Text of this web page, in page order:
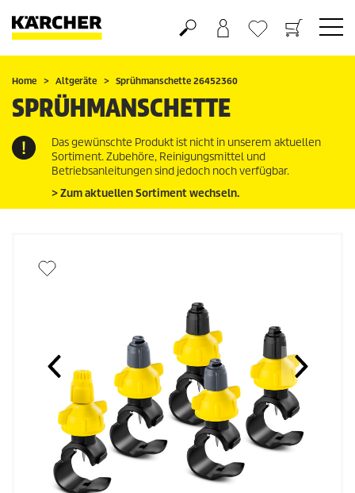
Warenkorb
Wunschliste
Home Altgeräte Sprühmanschette 26452360
SPRÜHMANSCHETTE
Das gewünschte Produkt ist nicht in unserem aktuellen
Sortiment. Zubehöre, Reinigungsmittel und
Betriebsanleitungen sind jedoch noch verfügbar.
> Zum aktuellen Sortiment wechseln.